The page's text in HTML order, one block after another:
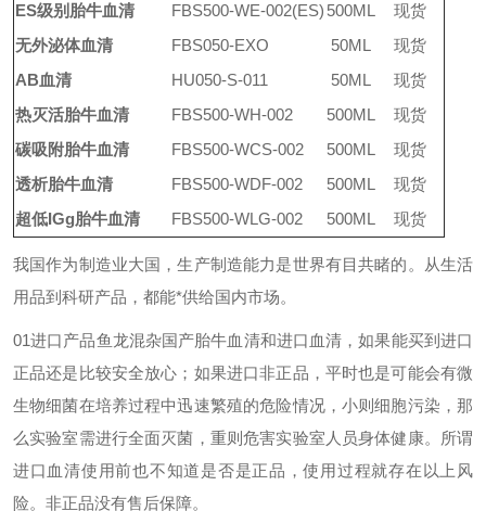
ES级别 胎牛血清 FBS500-WE-002(ES) 500ML
现货
无外泌体血清
FBS050-EXO 50ML
现货
AB血清
HU050-S-011 50ML
现货
热灭活胎牛血清
FBS500-WH-002 500ML
现货
碳吸附胎牛血清
FBS500-WCS-002 500ML
现货
透析胎牛血清
FBS500-WDF-002 500ML
现货
超低IGg胎牛血清
FBS500-WLG-002 500ML 现货
我国作为制造业大国，生产制造能力是世界有目共睹的。从生活
用品到科研产品，都能*供给国内市场。
01进口产品鱼龙混杂国产胎牛血清和进口血清，如果能买到进口
正品还是比较安全放心；如果进口非正品，平时也是可能会有微
生物细菌在培养过程中迅速繁殖的危险情况，小则细胞污染，那
么实验室需进行全面灭菌，重则危害实验室人员身体健康。所谓
进口血清使用前也不知道是否是正品，使用过程就存在以上风
险。非正品没有售后保障。